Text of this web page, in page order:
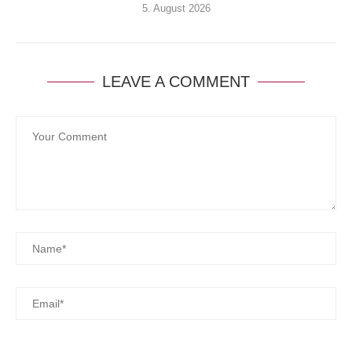
5. August 2026
LEAVE A COMMENT